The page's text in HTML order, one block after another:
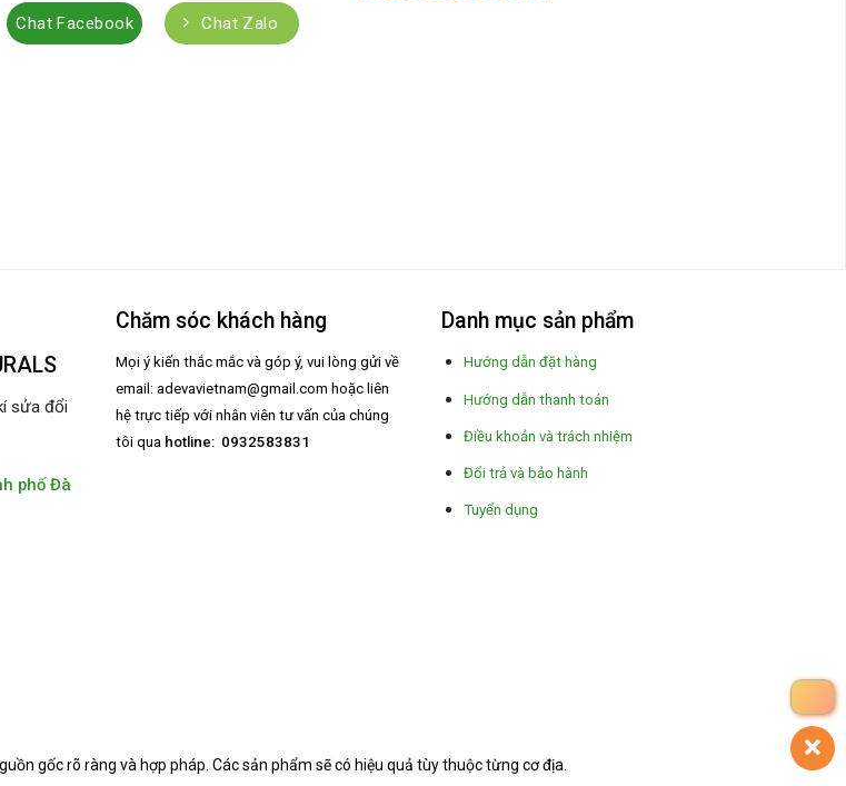
Chat Facebook Chat Zalo
sửa đổi
phố Đà
Chăm sóc khách hàng
Mọi ý kiến thắc mắc và góp ý, vui lòng gửi về
email: adevavietnam@gmail.com hoặc liên
hệ trực tiếp với nhân viên tư vấn của chúng
tôi qua hotline: 0932583831
Danh mục sản phẩm
Hướng dẫn đặt hàng
Hướng dẫn thanh toán
Điều khoản và trách nhiệm
Đổi trả và bảo hành
Tuyển dụng
gốc rõ ràng và hợp pháp. Các sản phẩm sẽ có hiệu quả tùy thuộc từng cơ địa.